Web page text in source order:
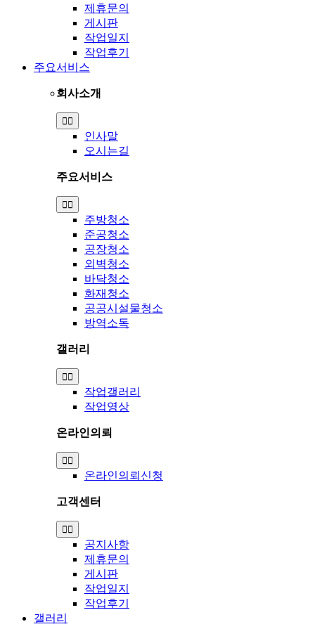
제휴문의
게시판
작업일지
작업후기
주요서비스
회사소개
Toggle
Navigation
인사말
오시는길
주요서비스
Toggle
Navigation
주방청소
준공청소
공장청소
외벽청소
바닥청소
화재청소
공공시설물청소
방역소독
갤러리
Toggle
Navigation
작업갤러리
작업영상
온라인의뢰
Toggle
Navigation
온라인의뢰신청
고객센터
Toggle
Navigation
공지사항
제휴문의
게시판
작업일지
작업후기
갤러리